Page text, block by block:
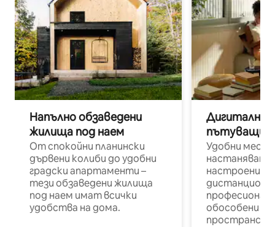
Напълно обзаведени
жилища под наем
От спокойни планински
дървени колиби до удобни
градски апартаменти –
тези обзаведени жилища
под наем имат всички
удобства на дома.
Дигитални
пътуващи
Удобни
настаняване
настроени и
обособени